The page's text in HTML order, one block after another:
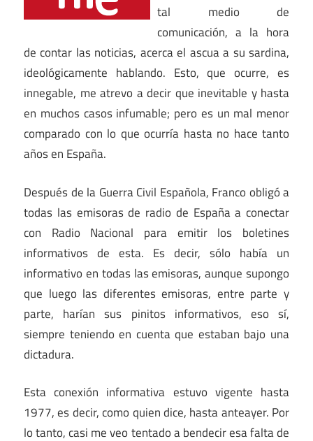
tal medio de
comunicación, a la hora
de contar las noticias, acerca el ascua a su sardina,
ideológicamente hablando. Esto, que ocurre, es
innegable, me atrevo a decir que inevitable y hasta
en muchos casos infumable; pero es un mal menor
comparado con lo que ocurría hasta no hace tanto
años en España.
Después de la Guerra Civil Española, Franco obligó a
todas las emisoras de radio de España a conectar
con Radio Nacional para emitir los boletines
informativos de esta. Es decir, sólo había un
informativo en todas las emisoras, aunque supongo
que luego las diferentes emisoras, entre parte y
parte, harían sus pinitos informativos, eso sí,
siempre teniendo en cuenta que estaban bajo una
dictadura.
Esta conexión informativa estuvo vigente hasta
1977, es decir, como quien dice, hasta anteayer. Por
lo tanto, casi me veo tentado a bendecir esa falta de